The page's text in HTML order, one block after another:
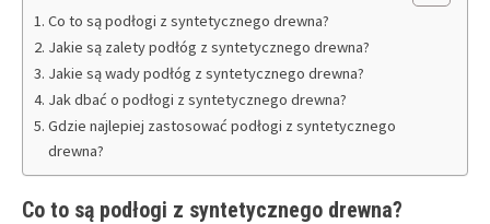
Co to są podłogi z syntetycznego drewna?
Jakie są zalety podłóg z syntetycznego drewna?
Jakie są wady podłóg z syntetycznego drewna?
Jak dbać o podłogi z syntetycznego drewna?
Gdzie najlepiej zastosować podłogi z syntetycznego
drewna?
Co to są podłogi z syntetycznego drewna?